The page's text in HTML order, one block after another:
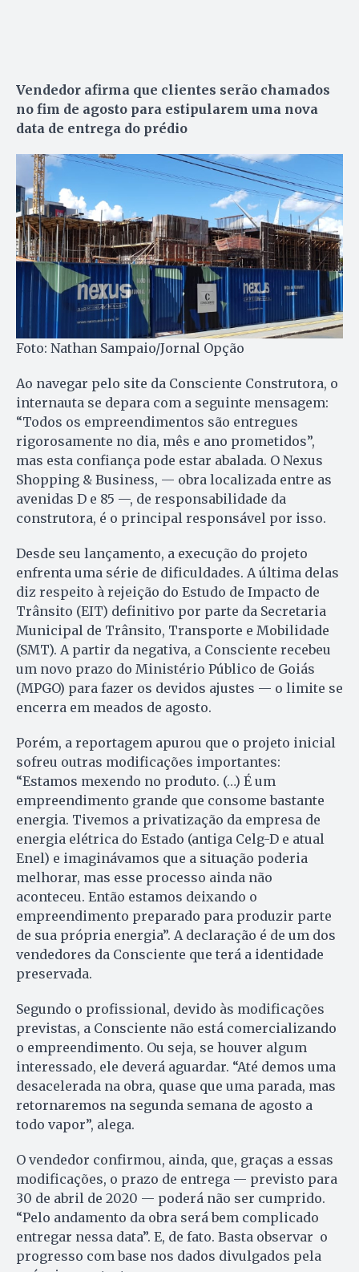
Vendedor afirma que clientes serão chamados
no fim de agosto para estipularem uma nova
data de entrega do prédio
Foto: Nathan Sampaio/Jornal Opção
Ao navegar pelo site da Consciente Construtora, o
internauta se depara com a seguinte mensagem:
“Todos os empreendimentos são entregues
rigorosamente no dia, mês e ano prometidos”,
mas esta confiança pode estar abalada. O Nexus
Shopping & Business, — obra localizada entre as
avenidas D e 85 —, de responsabilidade da
construtora, é o principal responsável por isso.
Desde seu lançamento, a execução do projeto
enfrenta uma série de dificuldades. A última delas
diz respeito à rejeição do Estudo de Impacto de
Trânsito (EIT) definitivo por parte da Secretaria
Municipal de Trânsito, Transporte e Mobilidade
(SMT). A partir da negativa, a Consciente recebeu
um novo prazo do Ministério Público de Goiás
(MPGO) para fazer os devidos ajustes — o limite se
encerra em meados de agosto.
Porém, a reportagem apurou que o projeto inicial
sofreu outras modificações importantes:
“Estamos mexendo no produto. (…) É um
empreendimento grande que consome bastante
energia. Tivemos a privatização da empresa de
energia elétrica do Estado (antiga Celg-D e atual
Enel) e imaginávamos que a situação poderia
melhorar, mas esse processo ainda não
aconteceu. Então estamos deixando o
empreendimento preparado para produzir parte
de sua própria energia”. A declaração é de um dos
vendedores da Consciente que terá a identidade
preservada.
Segundo o profissional, devido às modificações
previstas, a Consciente não está comercializando
o empreendimento. Ou seja, se houver algum
interessado, ele deverá aguardar. “Até demos uma
desacelerada na obra, quase que uma parada, mas
retornaremos na segunda semana de agosto a
todo vapor”, alega.
O vendedor confirmou, ainda, que, graças a essas
modificações, o prazo de entrega — previsto para
30 de abril de 2020 — poderá não ser cumprido.
“Pelo andamento da obra será bem complicado
entregar nessa data”. E, de fato. Basta observar o
progresso com base nos dados divulgados pela